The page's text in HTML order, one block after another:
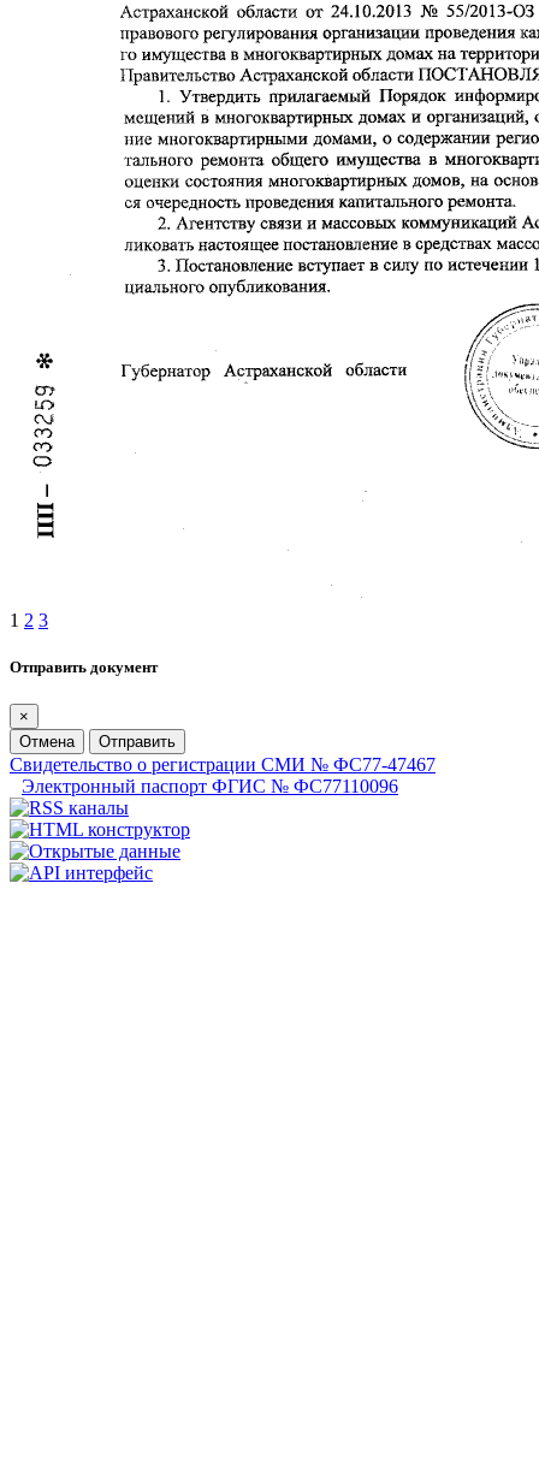
1 2 3
Отправить документ
×
Отмена
Отправить
Свидетельство о регистрации СМИ № ФС77-47467
Электронный паспорт ФГИС № ФС77110096